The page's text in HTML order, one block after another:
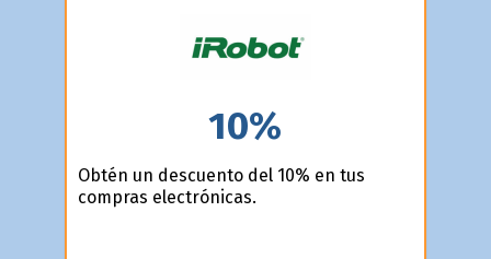
10%
Obtén un descuento del 10% en tus
compras electrónicas.